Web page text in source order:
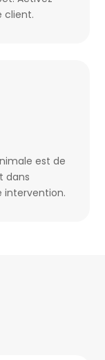
client.
est de
dans
intervention.